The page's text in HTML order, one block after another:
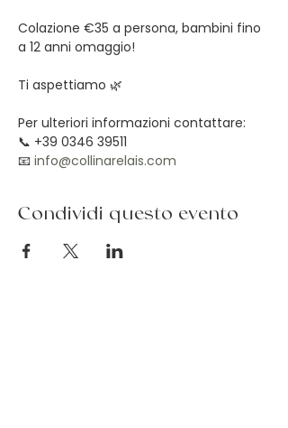
Colazione €35 a persona, bambini fino
a 12 anni omaggio!
Ti aspettiamo 🌿
Per ulteriori informazioni contattare:
📞 +39 0346 39511
📧 info@collinarelais.com
Condividi questo evento